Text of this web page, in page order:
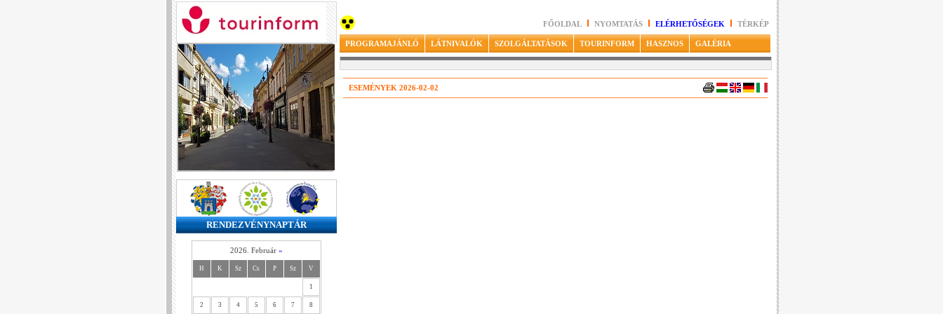
RENDEZVÉNYNAPTÁR
2026. Február »
H K Sz Cs P Sz V
1
2 3 4 5 6 7 8
FŐOLDAL NYOMTATÁS ELÉRHETŐSÉGEK TÉRKÉP
PROGRAMAJÁNLÓ LÁTNIVALÓK SZOLGÁLTATÁSOK TOURINFORM HASZNOS GALÉRIA
ESEMÉNYEK 2026-02-02